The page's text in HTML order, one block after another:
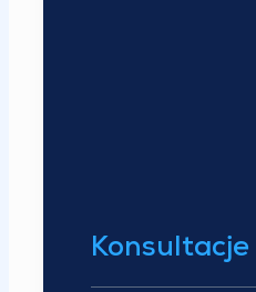
Konsultacje